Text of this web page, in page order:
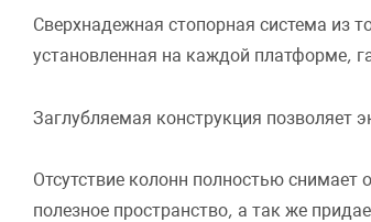
Сверхнадежная стопорная система из
установленная на каждой платформе,
Заглубляемая конструкция
Отсутствие колонн полностью снимает
полезное пространство, а так же